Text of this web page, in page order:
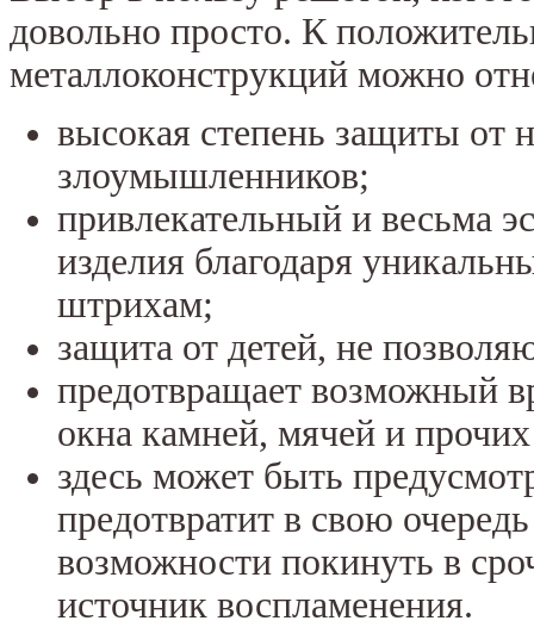
довольно просто. К
металлоконструкций можно
высокая степень защиты от
злоумышленников;
привлекательный и весьма
изделия благодаря
штрихам;
защита от детей, не
предотвращает возможный
окна камней, мячей и
здесь может быть
предотвратит в свою
возможности покинуть в
источник воспламенения.